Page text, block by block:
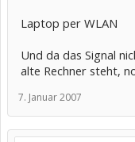
Laptop per WLAN
Und da das Signal
alte Rechner steht,
7. Januar 2007